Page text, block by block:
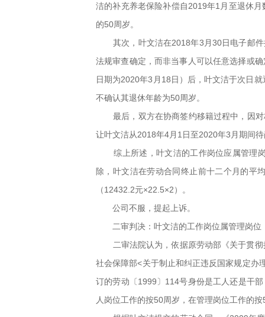
洁的补充养老保险补偿自2019年1月至退休
的50周岁。
其次，叶文洁在2018年3月30日电子邮
法规审查确定，而非当事人可以任意选择或
日期为2020年3月18日）后，叶文洁于次日
不确认其退休年龄为50周岁。
最后，双方在协商签约移籍过程中，因
让叶文洁从2018年4月1日至2020年3月期间
综上所述，叶文洁的工作岗位应属管理
除，叶文洁在劳动合同终止前十二个月的平
（12432.2元×22.5×2）。
公司不服，提起上诉。
二审判决：叶文洁的工作岗位属管理岗
二审法院认为，依据原劳动部《关于贯
社会保障部<关于制止和纠正违反国家规定办
订的劳动〔1999〕114号身份是工人还是干
人岗位工作的按50周岁，在管理岗位工作的